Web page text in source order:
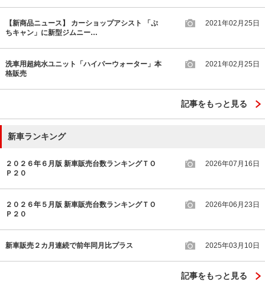
【新商品ニュース】 カーショップアシスト 「ぷ
ちキャン」に新型ジムニー…
2021年02月25日
洗車用超純水ユニット「ハイパーウォーター」本
格販売
2021年02月25日
記事をもっと見る
新車ランキング
２０２６年６月版 新車販売台数ランキングＴＯ
Ｐ２０
2026年07月16日
２０２６年５月版 新車販売台数ランキングＴＯ
Ｐ２０
2026年06月23日
新車販売２カ月連続で前年同月比プラス 2025年03月10日
記事をもっと見る